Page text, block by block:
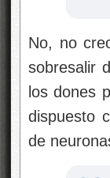
No, no
sobresalir
los dones
dispuesto
de